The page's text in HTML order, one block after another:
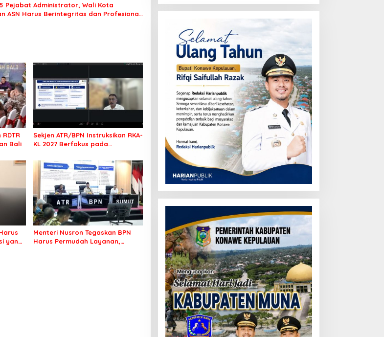
Pejabat Administrator, Wali Kota
ASN Harus Berintegritas dan Profesional
Bali
Sekjen ATR/BPN Instruksikan RKA-
KL 2027 Berfokus pada
Pertanahan
yang
Menteri Nusron Tegaskan BPN
Harus Permudah Layanan,